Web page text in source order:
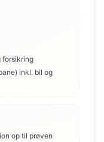
forsikring
inkl. bil og
op til prøven